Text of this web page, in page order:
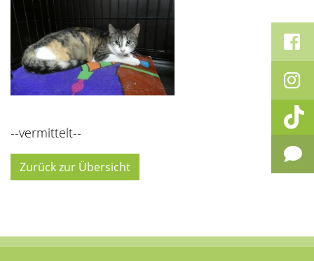
--vermittelt--
Zurück zur Übersicht